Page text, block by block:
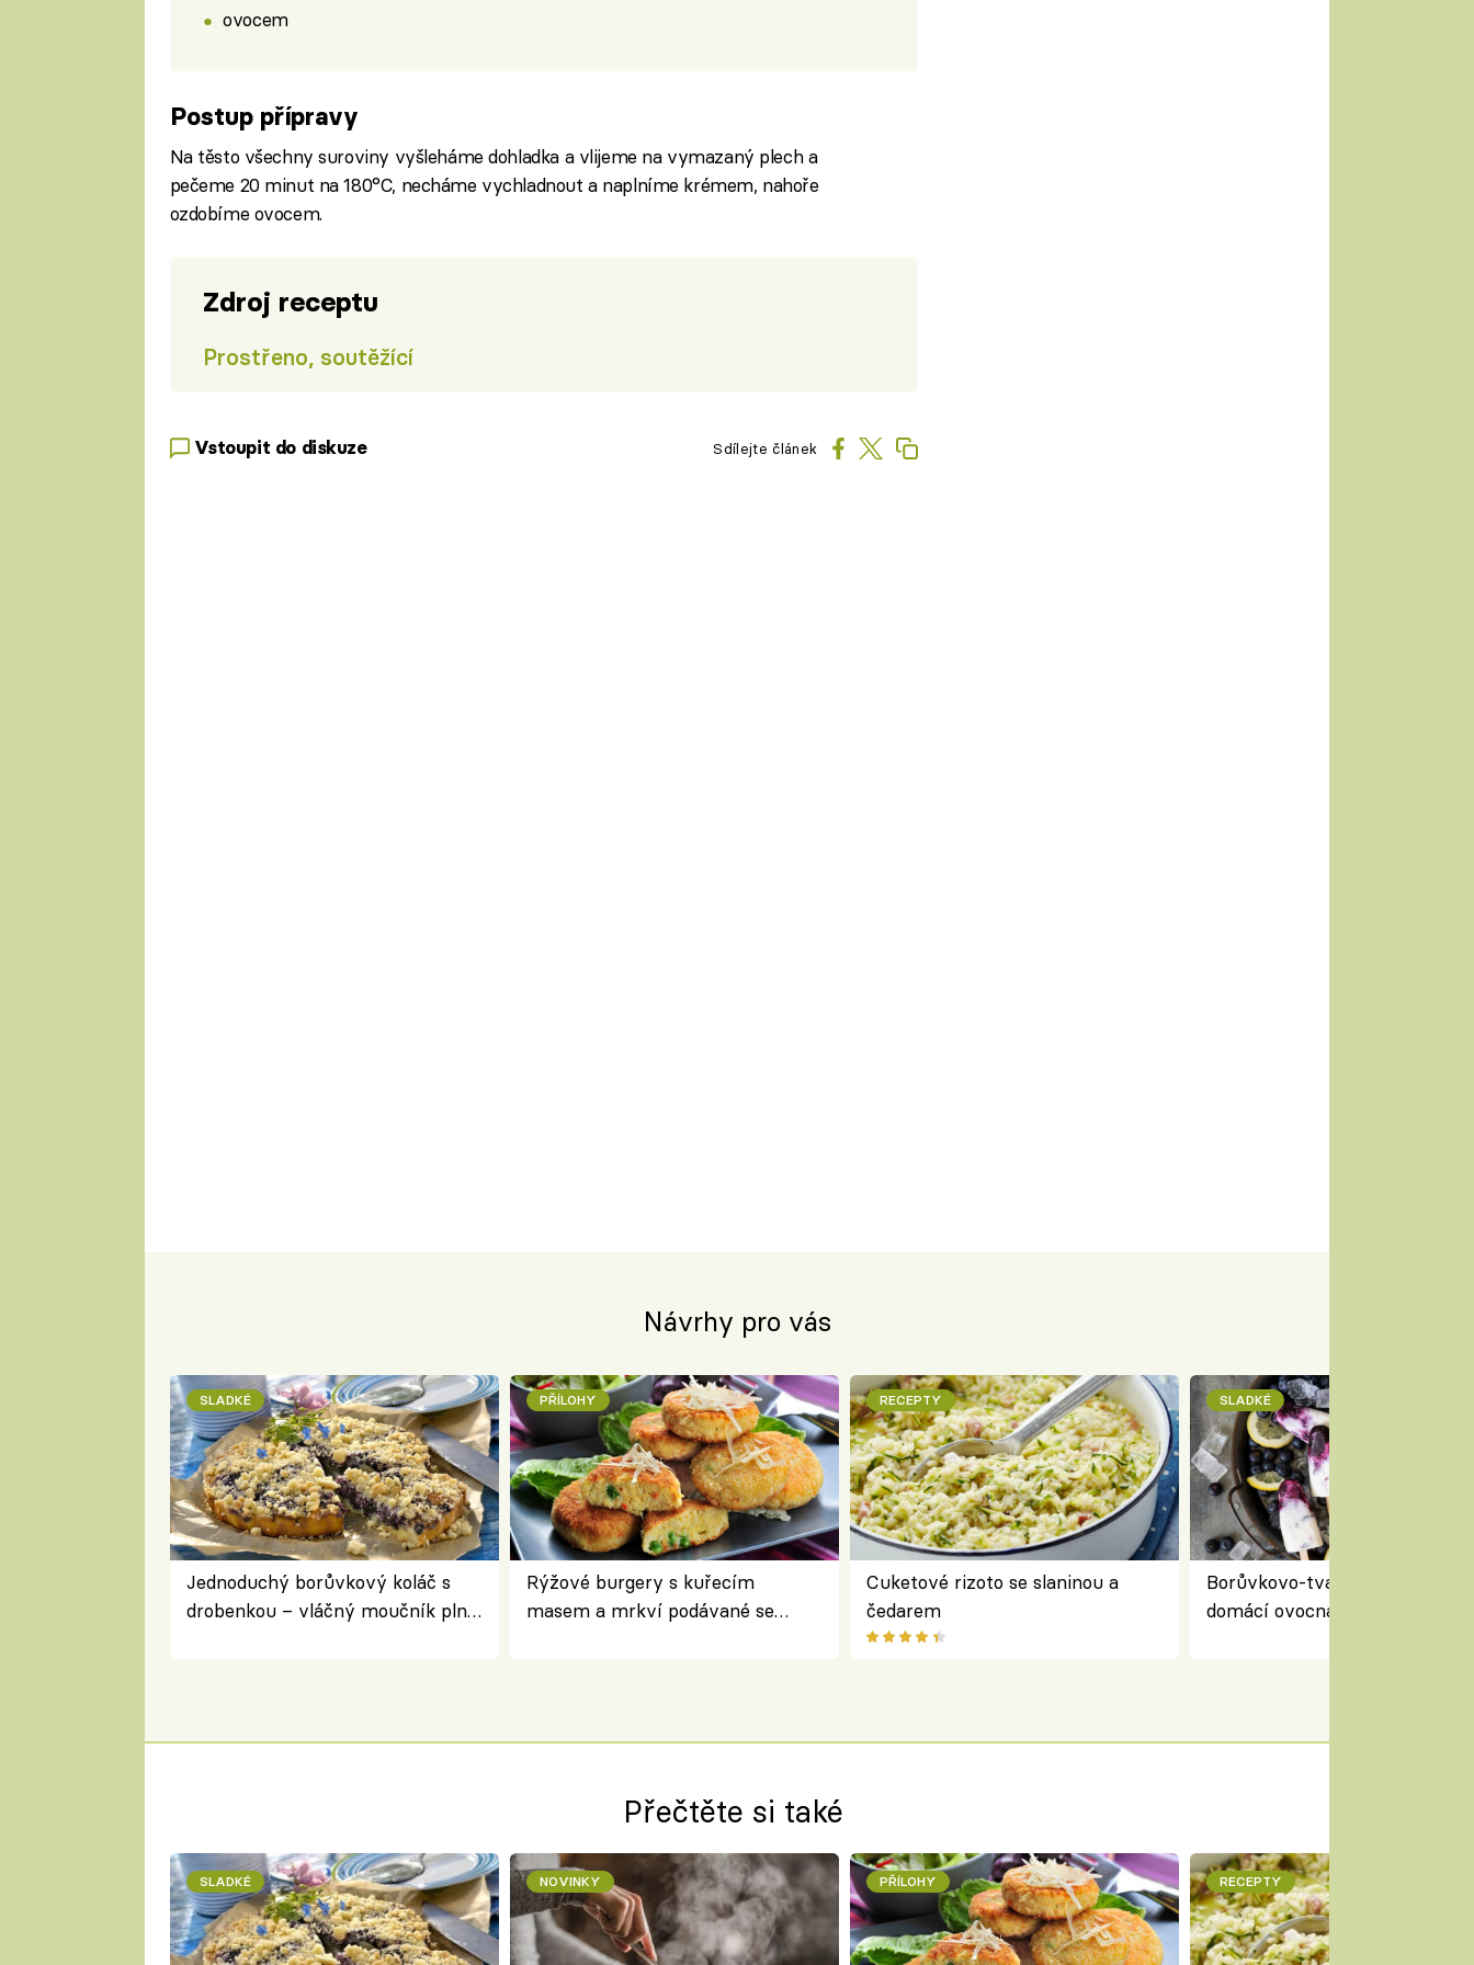
ovocem
Postup přípravy
Na těsto všechny suroviny vyšleháme dohladka a vlijeme na vymazaný plech a
pečeme 20 minut na 180°C, necháme vychladnout a naplníme krémem, nahoře
ozdobíme ovocem.
Zdroj receptu
Prostřeno, soutěžící
Vstoupit do diskuze Sdílejte článek
Návrhy pro vás
SLADKÉ
Jednoduchý borůvkový koláč s
drobenkou – vláčný moučník plný
PŘÍLOHY
Rýžové burgery s kuřecím
masem a mrkví podávané se
RECEPTY
Cuketové rizoto se slaninou a
čedarem
SLADKÉ
Borůvkovo-tvarohové nanuky
domácí ovocná zmrzlina na
Přečtěte si také
SLADKÉ NOVINKY PŘÍLOHY RECEPTY